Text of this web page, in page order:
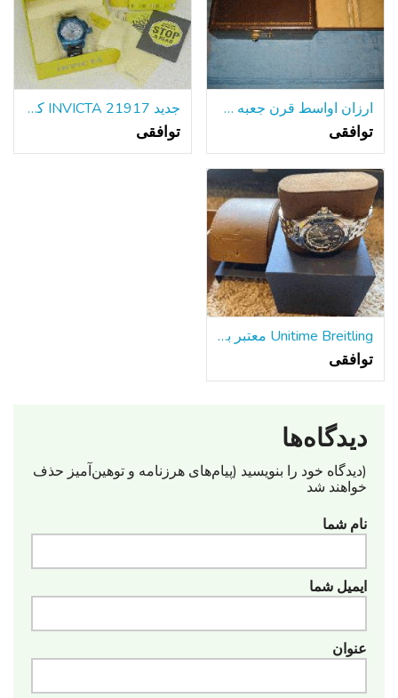
ارزان اواسط قرن جعبه طلا و جواهر
توافقی
جدید INVICTA 21917 کوردوبا مردانه دیده بان آبی SS 50mm مورد تاریخ کوارتز
توافقی
Unitime Breitling معتبر با دستبند فولادی w / جعبه و مقالات
توافقی
دیدگاه‌ها
(دیدگاه خود را بنویسید (پیام‌های هرزنامه‌ و توهین‌آمیز حذف
خواهند شد
نام شما
ایمیل شما
عنوان